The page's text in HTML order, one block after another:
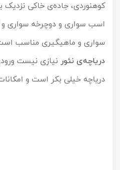
کوهنوردی، جاده‌ی خاکی نزدیک
اسب سواری و دوچرخه سواری
سواری و ماهیگیری مناسب
دریاچه‌ی نئور نیازی نیست
دریاچه خیلی بکر است و